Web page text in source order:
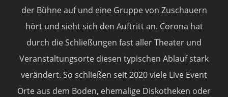
der Bühne auf und eine Gruppe von Zuschauern
hört und sieht sich den Auftritt an. Corona hat
durch die Schließungen fast aller Theater und
Veranstaltungsorte diesen typischen Ablauf stark
verändert. So schließen seit 2020 viele Live Event
Orte aus dem Boden, ehemalige Diskotheken oder